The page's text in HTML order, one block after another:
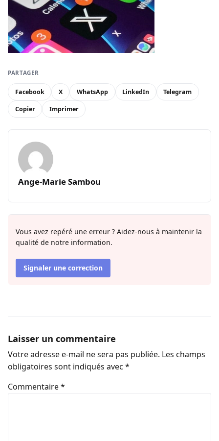
PARTAGER
Facebook X WhatsApp LinkedIn Telegram
Copier Imprimer
Ange-Marie Sambou
Vous avez repéré une erreur ? Aidez-nous à maintenir la
qualité de notre information.
Signaler une correction
Laisser un commentaire
Votre adresse e-mail ne sera pas publiée. Les champs
obligatoires sont indiqués avec *
Commentaire*